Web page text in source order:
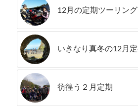
12月の定期ツーリン
いきなり真冬の12月
彷徨う２月定期